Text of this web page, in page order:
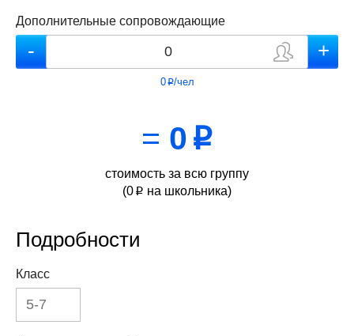
Дополнительные сопровождающие
0p/чел
= 0 p
стоимость за всю группу
(0 p на школьника)
Подробности
Класс